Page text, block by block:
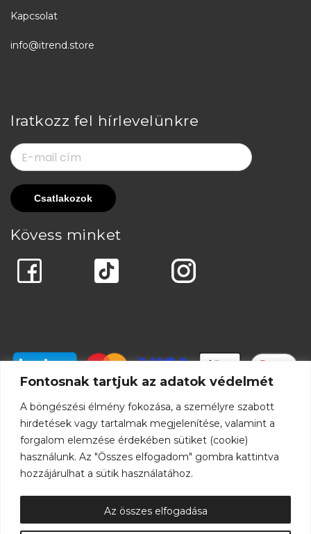
Fontosnak tartjuk az adatok védelmét
A böngészési élmény fokozása, a személyre szabott
hirdetések vagy tartalmak megjelenítése, valamint a
forgalom elemzése érdekében sütiket (cookie)
használunk. Az "Összes elfogadom" gombra kattintva
hozzájárulhat a sütik használatához.
Az összes elfogadása
Kapcsolat
info@itrend.store
Iratkozz fel hírlevelünkre
Kövess minket